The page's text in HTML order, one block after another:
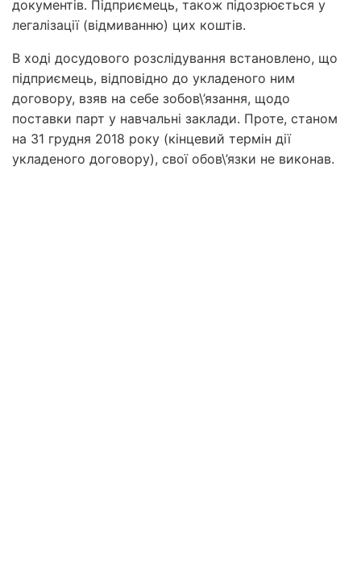
документів. Підприємець, також підозрюється у
легалізації (відмиванню) цих коштів.
В ході досудового розслідування встановлено, що
підприємець, відповідно до укладеного ним
договору, взяв на себе зобов\’язання, щодо
поставки парт у навчальні заклади. Проте, станом
на 31 грудня 2018 року (кінцевий термін дії
укладеного договору), свої обов\’язки не виконав.